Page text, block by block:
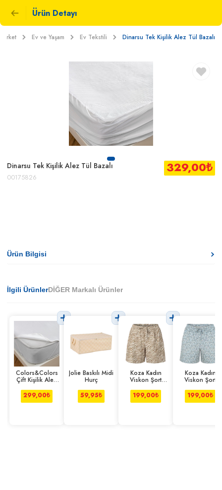
Ürün Detayı
Ev ve Yaşam Ev Tekstili Dinarsu Tek Kişilik Alez Tül Bazalı
Dinarsu Tek Kişilik Alez Tül Bazalı
00175826
329,00₺
Ürün Bilgisi
İlgili ÜrünlerDİĞER Markalı Ürünler
Colors&Colors
Çift Kişilik Alez
299,00₺
Jolie Baskılı Midi
Hurç
59,95₺
Koza Kadın
Viskon Şort
199,00₺
Koza Kadın
Viskon Şort
199,00₺